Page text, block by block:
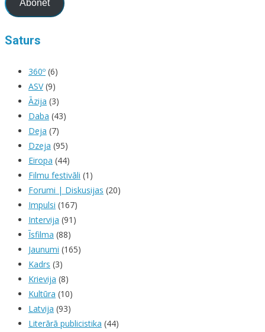
Abonēt
Saturs
360º (6)
ASV(9)
Āzija (3)
Daba (43)
Deja (7)
Dzeja (95)
Eiropa (44)
Filmu festivāli (1)
Forumi | Diskusijas (20)
Impulsi (167)
Intervija (91)
Īsfilma (88)
Jaunumi (165)
Kadrs (3)
Krievija (8)
Kultūra (10)
Latvija (93)
Literārā publicistika (44)